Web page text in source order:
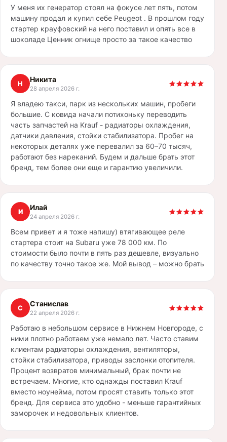
У меня их генератор стоял на фокусе лет пять, потом
машину продал и купил себе Peugeot . В прошлом году
стартер крауфовский на него поставил и опять все в
шоколаде Ценник огнище просто за такое качество
Н Никита
28 апреля 2026 г.
Я владею такси, парк из нескольких машин, пробеги
большие. С ковида начали потихоньку переводить
часть запчастей на Krauf - радиаторы охлаждения,
датчики давления, стойки стабилизатора. Пробег на
некоторых деталях уже перевалил за 60–70 тысяч,
работают без нареканий. Будем и дальше брать этот
бренд, тем более они еще и гарантию увеличили.
И Илай
24 апреля 2026 г.
Всем привет и я тоже напишу) втягивающее реле
стартера стоит на Subaru уже 78 000 км. По
стоимости было почти в пять раз дешевле, визуально
по качеству точно такое же. Мой вывод – можно брать
С Станислав
22 апреля 2026 г.
Работаю в небольшом сервисе в Нижнем Новгороде, с
ними плотно работаем уже немало лет. Часто ставим
клиентам радиаторы охлаждения, вентиляторы,
стойки стабилизатора, приводы заслонки отопителя.
Процент возвратов минимальный, брак почти не
встречаем. Многие, кто однажды поставил Krauf
вместо ноунейма, потом просят ставить только этот
бренд. Для сервиса это удобно - меньше гарантийных
заморочек и недовольных клиентов.